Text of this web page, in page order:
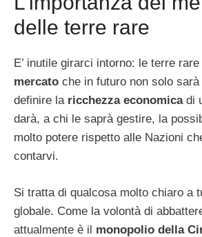
delle terre rare
E’ inutile girarci intorno: le terre rare
mercato che in futuro non solo sarà
definire la ricchezza economicadi
darà, a chi le saprà gestire, la
molto potere rispetto alle Nazioni
contarvi.
Si tratta di qualcosa molto chiaro a
globale. Come la volontà di
attualmente è il monopolio della